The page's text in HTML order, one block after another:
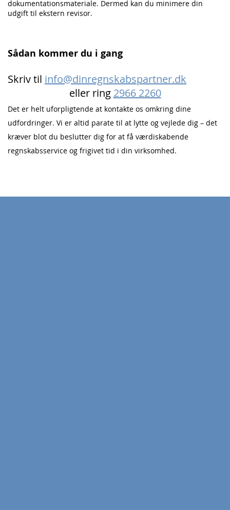
dokumentationsmateriale. Dermed kan du minimere din
udgift til ekstern revisor.
Sådan kommer du i gang
Skriv til info@dinregnskabspartner.dk
eller ring 2966 2260
Det er helt uforpligtende at kontakte os omkring dine
udfordringer. Vi er altid parate til at lytte og vejlede dig – det
kræver blot du beslutter dig for at få værdiskabende
regnskabsservice og frigivet tid i din virksomhed.